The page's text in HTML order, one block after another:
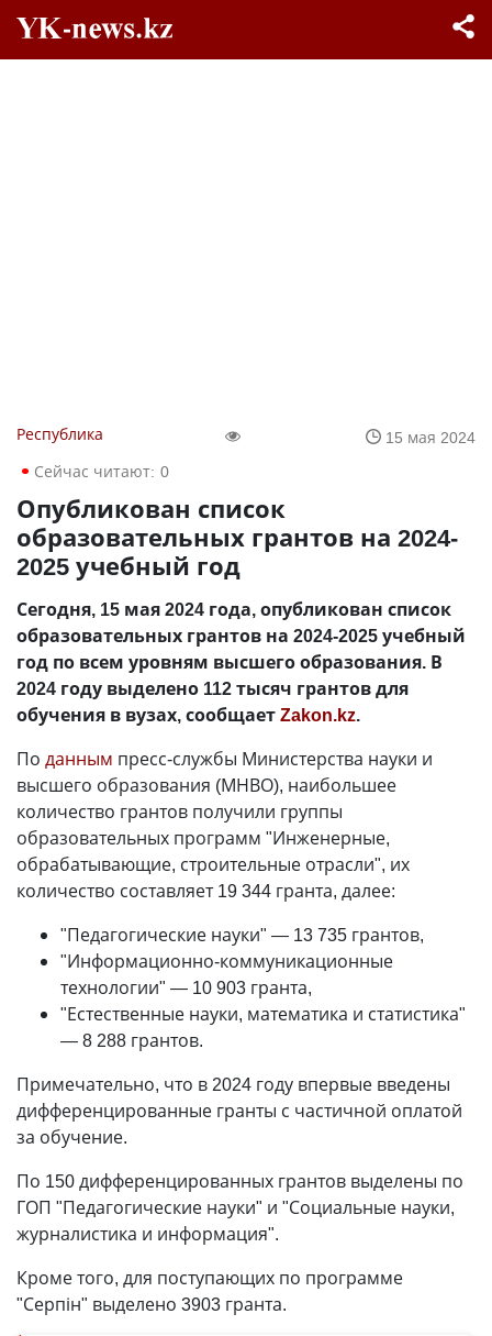
Республика
15 мая 2024
Сейчас читают: 0
Опубликован список
образовательных грантов на 2024-
2025 учебный год
Сегодня, 15 мая 2024 года, опубликован список
образовательных грантов на 2024-2025 учебный
год по всем уровням высшего образования. В
2024 году выделено 112 тысяч грантов для
обучения в вузах, сообщаетZakon.kz.
По данным пресс-службы Министерства науки и
высшего образования (МНВО), наибольшее
количество грантов получили группы
образовательных программ "Инженерные,
обрабатывающие, строительные отрасли", их
количество составляет 19 344 гранта, далее:
"Педагогические науки" — 13 735 грантов,
"Информационно-коммуникационные
технологии" — 10 903 гранта,
"Естественные науки, математика и статистика"
—8 288 грантов.
Примечательно, что в 2024 году впервые введены
дифференцированные гранты с частичной оплатой
за обучение.
По 150 дифференцированных грантов выделены по
ГОП "Педагогические науки" и "Социальные науки,
журналистика и информация".
Кроме того, для поступающих по программе
"Серпін" выделено 3903 гранта.